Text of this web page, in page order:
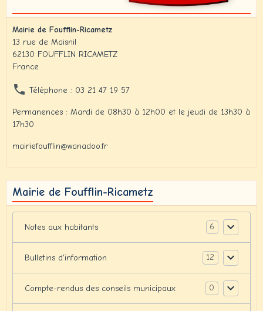
Mairie de Foufflin-Ricametz
13 rue de Maisnil
62130 FOUFFLIN RICAMETZ
France
Téléphone : 03 21 47 19 57
Permanences : Mardi de 08h30 à 12h00 et le jeudi de 13h30 à
17h30
mairiefoufflin@wanadoo.fr
Mairie de Foufflin-Ricametz
Notes aux habitants 6
Bulletins d'information 12
Compte-rendus des conseils municipaux 0